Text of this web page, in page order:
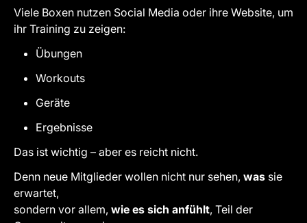
Viele Boxen nutzen Social Media oder ihre Website, um
ihr Training zu zeigen:
Übungen
Workouts
Geräte
Ergebnisse
Das ist wichtig – aber es reicht nicht.
Denn neue Mitglieder wollen nicht nur sehen, was sie
erwartet,
sondern vor allem, wie es sich anfühlt, Teil der